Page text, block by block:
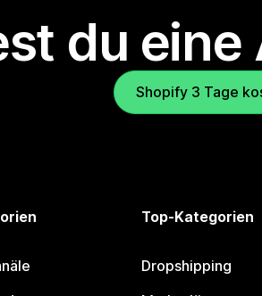
du
Shopify 3 Tage
Top-Kategorien
Dropshipping